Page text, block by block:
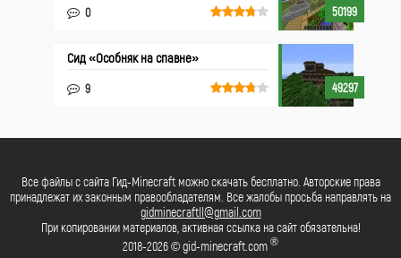
50199
0
49297
Сид «Особняк на спавне»
9
Все файлы с сайта Гид-Minecraft можно скачать бесплатно. Авторские права
принадлежат их законным правообладателям. Все жалобы просьба направлять на
gidminecraftll@gmail.com
При копировании материалов, активная ссылка на сайт обязательна!
2018-2026 © gid-minecraft.com ®